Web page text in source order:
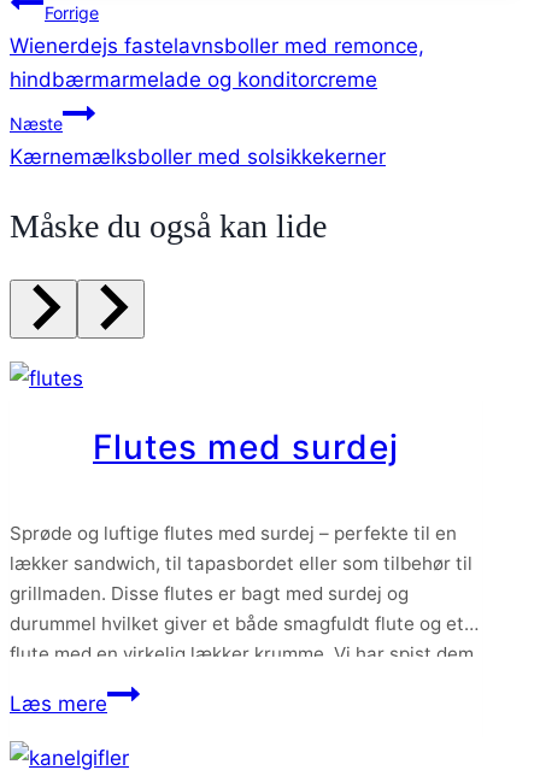
Indlægsnavigation
Forrige
Wienerdejs fastelavnsboller med remonce,
hindbærmarmelade og konditorcreme
Næste
Kærnemælksboller med solsikkekerner
Måske du også kan lide
Flutes med surdej
Sprøde og luftige flutes med surdej – perfekte til en
lækker sandwich, til tapasbordet eller som tilbehør til
grillmaden. Disse flutes er bagt med surdej og
durummel hvilket giver et både smagfuldt flute og et
flute med en virkelig lækker krumme. Vi har spist dem
både som tilbehør med masser af smør eller brugt
dem…
Læs mereFlutes
surdej